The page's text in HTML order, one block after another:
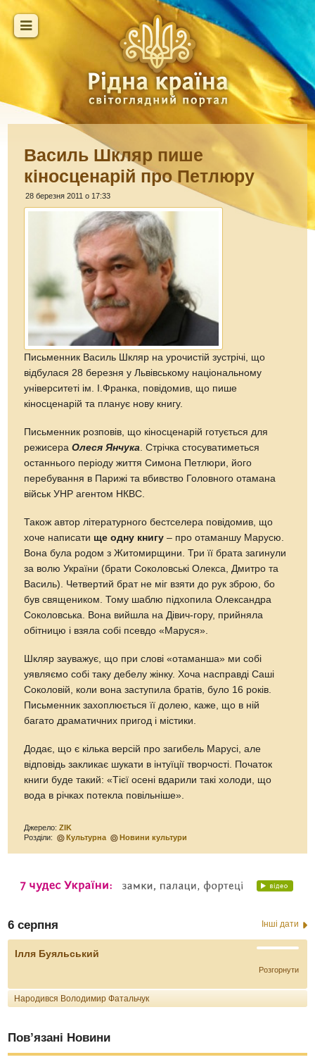
Василь Шкляр пише
кіносценарій про Петлюру
28 березня 2011 о 17:33
Письменник Василь Шкляр на урочистій зустрічі, що
відбулася 28 березня у Львівському національному
університеті ім. І.Франка, повідомив, що пише
кіносценарій та планує нову книгу.
Письменник розповів, що кіносценарій готується для
режисераОлеся Янчука . Стрічка стосуватиметься
останнього періоду життя Симона Петлюри, його
перебування в Парижі та вбивство Головного отамана
військ УНР агентом НКВС.
Також автор літературного бестселера повідомив, що
хоче написати ще одну книгу – про отаманшу Марусю.
Вона була родом з Житомирщини. Три її брата загинули
за волю України (брати Соколовські Олекса, Дмитро та
Василь). Четвертий брат не міг взяти до рук зброю, бо
був священиком. Тому шаблю підхопила Олександра
Соколовська. Вона вийшла на Дівич-гору, прийняла
обітницю і взяла собі псевдо «Маруся».
Шкляр зауважує, що при слові «отаманша» ми собі
уявляємо собі таку дебелу жінку. Хоча насправді Саші
Соколовій, коли вона заступила братів, було 16 років.
Письменник захоплюється її долею, каже, що в ній
багато драматичних пригод і містики.
Додає, що є кілька версій про загибель Марусі, але
відповідь закликає шукати в інтуїції творчості. Початок
книги буде такий: «Тієї осені вдарили такі холоди, що
вода в річках потекла повільніше».
Джерело:ZIK
Розділи:
Культурна Новини культури
6 серпня Інші дати
Ілля Буяльський
Розгорнути
Народився Володимир Фатальчук
Пов’язані Новини